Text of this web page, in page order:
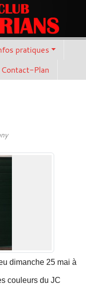
pratiques
Contact-Plan
dimanche 25 mai à
couleurs du JC